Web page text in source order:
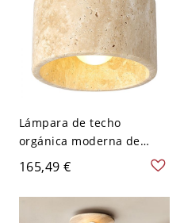
Lámpara de techo
orgánica moderna de
travertino de montaje al
ras, plafón cilíndrico
Japandi de madera
maciza para recibidor -
165,49 €